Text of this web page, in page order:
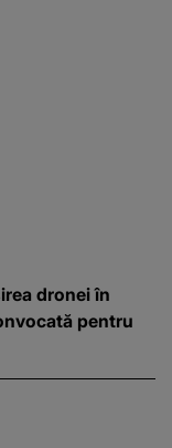
dronei în
pentru